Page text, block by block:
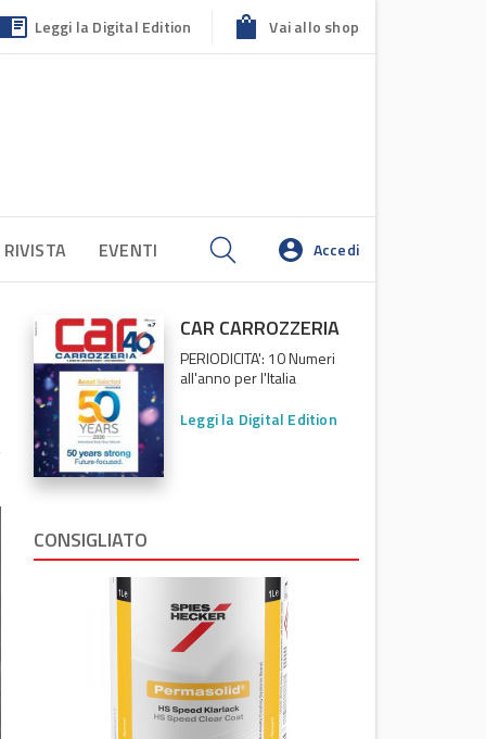
Leggi la Digital Edition Vai allo shop
EVENTI Accedi
CAR CARROZZERIA
PERIODICITA': 10 Numeri
all'anno per l'Italia
Leggi la Digital Edition
CONSIGLIATO